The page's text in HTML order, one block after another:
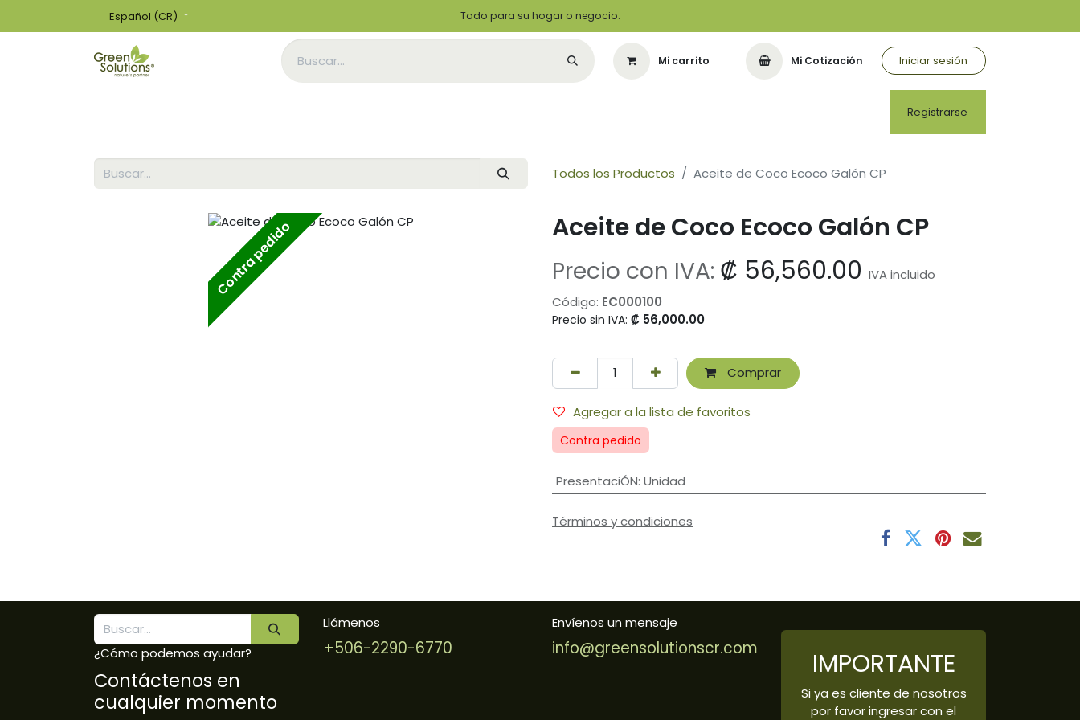
Español (CR) Todo para su hogar o negocio.
Mi carrito Mi Cotización Iniciar sesión
Registrarse
Todos los Productos Aceite de Coco Ecoco Galón CP
Contra pedido Aceite de Coco Ecoco Galón CP
Precio con IVA: ₡ 56,560.00 IVA incluido
Código: EC000100
Precio sin IVA: ₡ 56,000.00
Comprar
Agregar a la lista de favoritos
Contra pedido
PresentaciÓN: Unidad
Términos y condiciones
¿Cómo podemos ayudar?
Contáctenos en
cualquier momento
Llámenos
+506-2290-6770
Envíenos un mensaje
info@greensolutionscr.com IMPORTANTE
Si ya es cliente de nosotros
por favor ingresar con el